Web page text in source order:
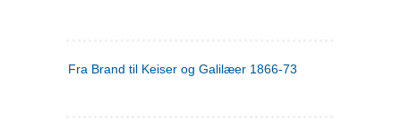
Fra Brand til Keiser og Galilæer 1866-73